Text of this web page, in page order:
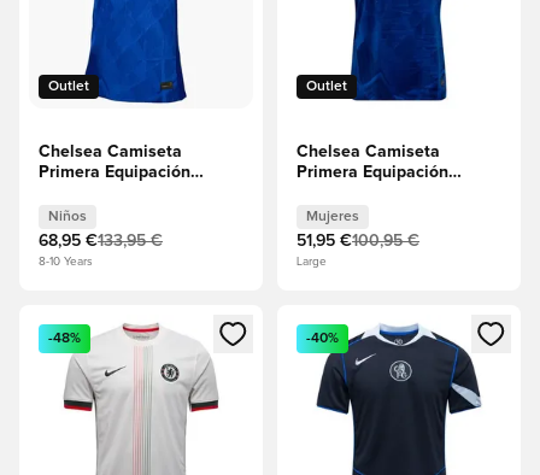
Outlet
Chelsea Camiseta
Primera Equipación
Niños
68,95 €133,95 €
8-10 Years
Outlet
Chelsea Camiseta
Primera Equipación
Mujeres
51,95 €100,95 €
Large
Abre un modal para iniciar sesión o registrarse como
-48%
Abre un modal para iniciar
-40%